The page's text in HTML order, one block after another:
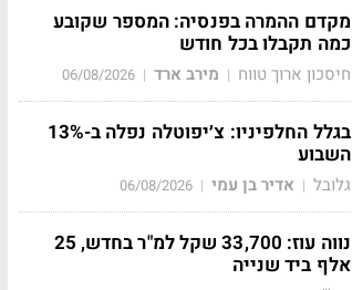
מקדם ההמרה בפנסיה: המספר שקובע
כמה תקבלו בכל חודש
חיסכון ארוך טווח | מירב ארד |
06/08/2026
בגלל החלפיניו: צ׳יפוטלה נפלה ב-13%
השבוע
גלובל | אדיר בן עמי |
06/08/2026
נווה עוז: 33,700 שקל למ"ר בחדש, 25
אלף ביד שנייה